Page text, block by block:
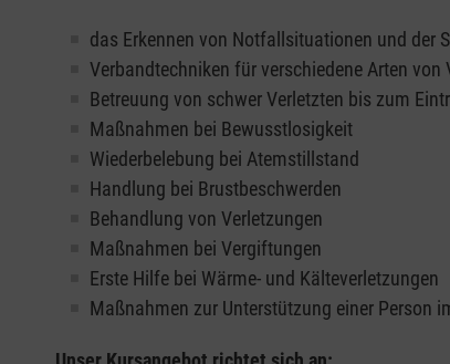
das Erkennen von Notfallsituationen und der
Verbandtechniken für verschiedene Arten von
Betreuung von schwer Verletzten bis zum
Maßnahmen bei Bewusstlosigkeit
Wiederbelebung bei Atemstillstand
Handlung bei Brustbeschwerden
Behandlung von Verletzungen
Maßnahmen bei Vergiftungen
Erste Hilfe bei Wärme- und Kälteverletzungen
Maßnahmen zur Unterstützung einer Person